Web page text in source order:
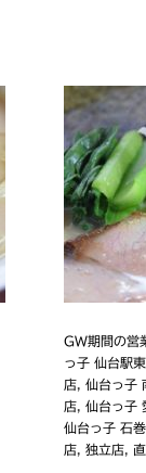
GW期間の営
っ子 仙台駅
店, 仙台っ子
店, 仙台っ子
仙台っ子 石
店, 独立店,